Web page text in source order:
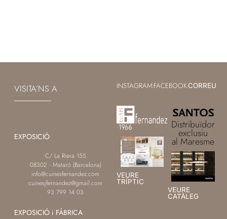
VISITA’NS A
EXPOSICIÓ
C/ La Riera 155
08302 - Mataró (Barcelona)
info@cuinesfernandez.com
cuinesjfernandez@gmail.com
93 799 14 03
EXPOSICIÓ i FÁBRICA
INSTAGRAMFACEBOOKCORREU
VEURE
TRÍPTIC
Distribuïdor
exclusiu
al Maresme
VEURE
CATÀLEG